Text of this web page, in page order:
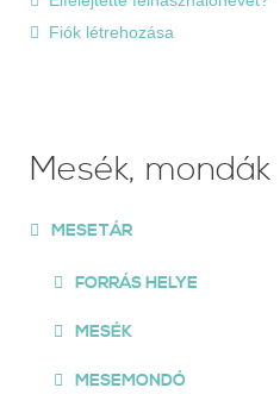
Fiók létrehozása
Mesék, mondák
MESETÁR
FORRÁS HELYE
MESÉK
MESEMONDÓ